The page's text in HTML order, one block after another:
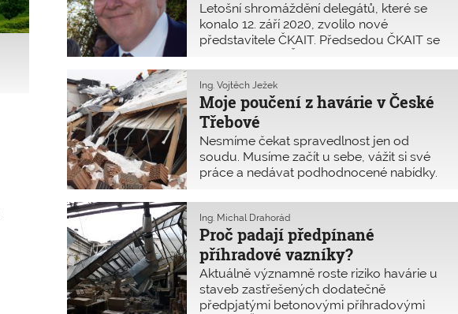
nejdůležitějším návrhům.
Letošní shromáždění delegátů, které se
konalo 12. září 2020, zvolilo nové
představitele ČKAIT. Předsedou ČKAIT se
pracoval v Představenstvu ČKAIT jako
místopředseda.
Moje poučení z havárie v České
Třebové
Ing. Vojtěch Ježek
Nesmíme čekat spravedlnost jen od
soudu. Musíme začít u sebe, vážit si své
práce a nedávat podhodnocené nabídky.
smluvní podmínky.
Proč padají předpínané
příhradové vazníky?
Ing. Michal Drahorád
Aktuálně významně roste riziko havárie u
staveb zastřešených dodatečně
předpjatými betonovými příhradovými